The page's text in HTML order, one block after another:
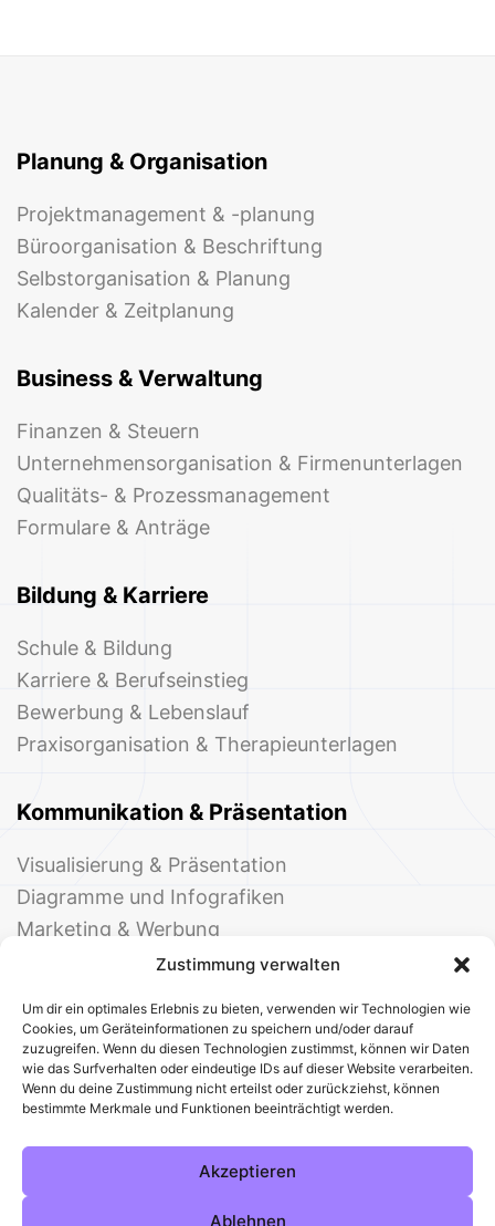
Zustimmung verwalten
Um dir ein optimales Erlebnis zu bieten, verwenden wir Technologien wie
Cookies, um Geräteinformationen zu speichern und/oder darauf
zuzugreifen. Wenn du diesen Technologien zustimmst, können wir Daten
wie das Surfverhalten oder eindeutige IDs auf dieser Website verarbeiten.
Wenn du deine Zustimmung nicht erteilst oder zurückziehst, können
bestimmte Merkmale und Funktionen beeinträchtigt werden.
Akzeptieren
Ablehnen
Planung & Organisation
Projektmanagement & -planung
Büroorganisation & Beschriftung
Selbstorganisation & Planung
Kalender & Zeitplanung
Business & Verwaltung
Finanzen & Steuern
Unternehmensorganisation & Firmenunterlagen
Qualitäts- & Prozessmanagement
Formulare & Anträge
Bildung & Karriere
Schule & Bildung
Karriere & Berufseinstieg
Bewerbung & Lebenslauf
Praxisorganisation & Therapieunterlagen
Kommunikation & Präsentation
Visualisierung & Präsentation
Diagramme und Infografiken
Marketing & Werbung
Events & Einladungen
© 2025 Deine Welt der Office-Vorlagen
Alle VorlagenÜber unsKontakt
DatenschutzCookies